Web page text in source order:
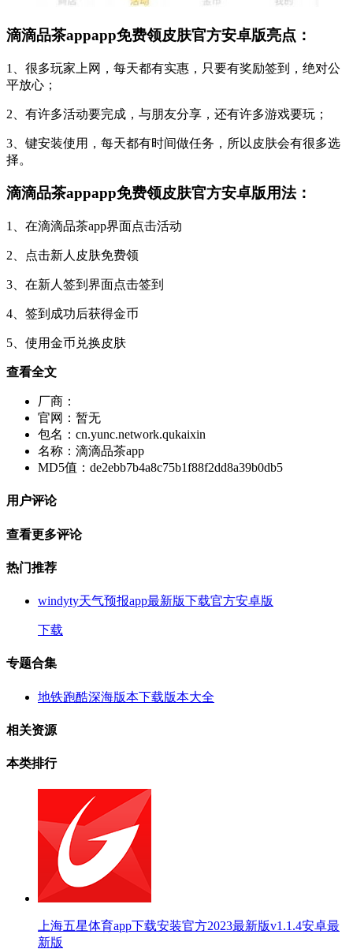
滴滴品茶appapp免费领皮肤官方安卓版亮点：
1、很多玩家上网，每天都有实惠，只要有奖励签到，绝对公
平放心；
2、有许多活动要完成，与朋友分享，还有许多游戏要玩；
3、键安装使用，每天都有时间做任务，所以皮肤会有很多选
择。
滴滴品茶appapp免费领皮肤官方安卓版用法：
1、在滴滴品茶app界面点击活动
2、点击新人皮肤免费领
3、在新人签到界面点击签到
4、签到成功后获得金币
5、使用金币兑换皮肤
查看全文
厂商：
官网： 暂无
包名： cn.yunc.network.qukaixin
名称： 滴滴品茶app
MD5值： de2ebb7b4a8c75b1f88f2dd8a39b0db5
用户评论
查看更多评论
热门推荐
windyty天气预报app最新版下载官方安卓版
下载
专题合集
地铁跑酷深海版本下载版本大全
相关资源
本类排行
上海五星体育app下载安装官方2023最新版v1.1.4安卓最
新版